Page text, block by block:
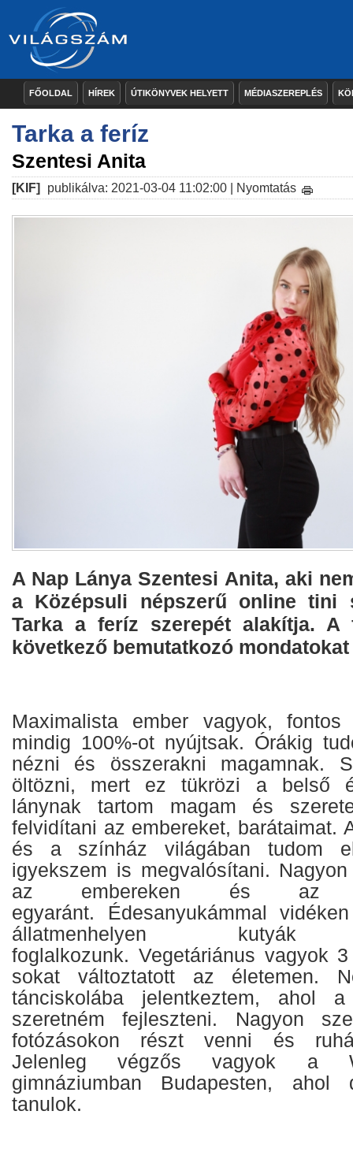
FŐOLDAL HÍREK ÚTIKÖNYVEK HELYETT MÉDIASZEREPLÉS
Tarka a feríz
Szentesi Anita
[KIF] publikálva: 2021-03-04 11:02:00 | Nyomtatás
A Nap Lánya Szentesi Anita, aki
a Középsuli népszerű online tini
Tarka a feríz szerepét alakítja. A
következő bemutatkozó
Maximalista ember vagyok, fontos
mindig 100%-ot nyújtsak. Órákig
nézni és összerakni magamnak.
öltözni, mert ez tükrözi a belső
lánynak tartom magam és
felvidítani az embereket, barátaimat.
és a színház világában tudom
igyekszem is megvalósítani.
az embereken és az
egyaránt. Édesanyukámmal
állatmenhelyen kutyák
foglalkozunk. Vegetáriánus vagyok
sokat változtatott az életemen.
tánciskolába jelentkeztem, ahol
szeretném fejleszteni. Nagyon
fotózásokon részt venni és
Jelenleg végzős vagyok a
gimnáziumban Budapesten, ahol
tanulok.